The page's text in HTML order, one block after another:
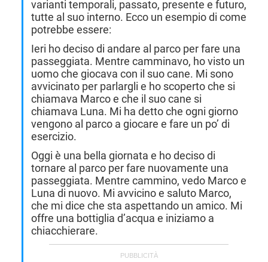
varianti temporali, passato, presente e futuro,
tutte al suo interno. Ecco un esempio di come
potrebbe essere:
Ieri ho deciso di andare al parco per fare una
passeggiata. Mentre camminavo, ho visto un
uomo che giocava con il suo cane. Mi sono
avvicinato per parlargli e ho scoperto che si
chiamava Marco e che il suo cane si
chiamava Luna. Mi ha detto che ogni giorno
vengono al parco a giocare e fare un po’ di
esercizio.
Oggi è una bella giornata e ho deciso di
tornare al parco per fare nuovamente una
passeggiata. Mentre cammino, vedo Marco e
Luna di nuovo. Mi avvicino e saluto Marco,
che mi dice che sta aspettando un amico. Mi
offre una bottiglia d’acqua e iniziamo a
chiacchierare.